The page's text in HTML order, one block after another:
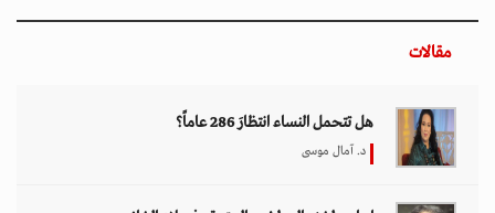
مقالات
هل تتحمل النساء انتظارَ 286 عاماً؟
د. آمال موسى